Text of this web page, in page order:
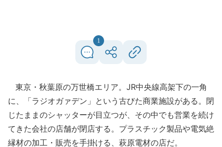
1
東京・秋葉原の万世橋エリア。JR中央線高架下の一角
に、「ラジオガァデン」という古びた商業施設がある。閉
じたままのシャッターが目立つが、その中でも営業を続け
てきた会社の店舗が閉店する。プラスチック製品や電気絶
縁材の加工・販売を手掛ける、萩原電材の店だ。